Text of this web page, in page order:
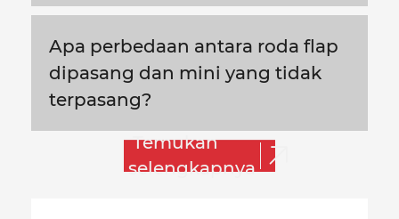
Apa perbedaan antara roda flap
dipasang dan mini yang tidak
terpasang?
Temukan
selengkapnya